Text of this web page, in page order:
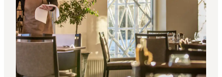
Reiseplanung
Inspiration